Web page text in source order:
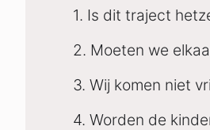
1. Is dit traject
2. Moeten we
3. Wij komen niet
4. Worden de